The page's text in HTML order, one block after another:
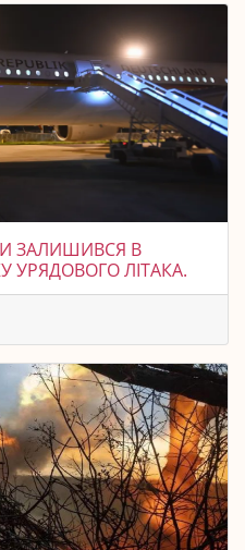
ЗАЛИШИВСЯ В
УРЯДОВОГО ЛІТАКА.